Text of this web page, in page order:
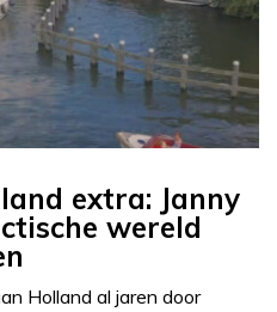
extra: Janny
wereld
Holland al jaren door